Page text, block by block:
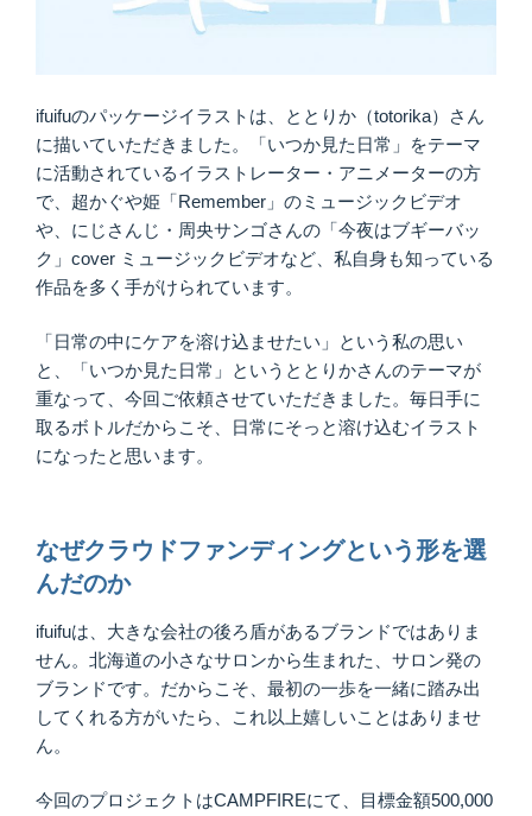
ifuifuのパッケージイラストは、ととりか（totorika）さん
に描いていただきました。「いつか見た日常」をテーマ
に活動されているイラストレーター・アニメーターの方
で、超かぐや姫「Remember」のミュージックビデオ
や、にじさんじ・周央サンゴさんの「今夜はブギーバッ
ク」cover ミュージックビデオなど、私自身も知っている
作品を多く手がけられています。
「日常の中にケアを溶け込ませたい」という私の思い
と、「いつか見た日常」というととりかさんのテーマが
重なって、今回ご依頼させていただきました。毎日手に
取るボトルだからこそ、日常にそっと溶け込むイラスト
になったと思います。
なぜクラウドファンディングという形を選
んだのか
ifuifuは、大きな会社の後ろ盾があるブランドではありま
せん。北海道の小さなサロンから生まれた、サロン発の
ブランドです。だからこそ、最初の一歩を一緒に踏み出
してくれる方がいたら、これ以上嬉しいことはありませ
ん。
今回のプロジェクトはCAMPFIREにて、目標金額500,000